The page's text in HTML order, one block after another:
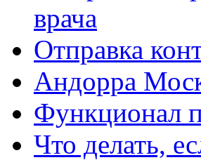
врача
Отправка
Андорра
Функционал
Что делать,